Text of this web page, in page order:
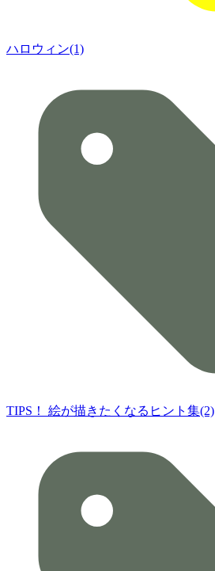
ハロウィン(1)
TIPS！ 絵が描きたくなるヒント集(2)